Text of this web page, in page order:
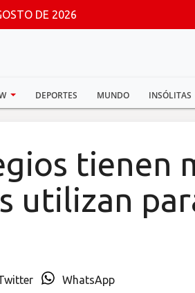
DE 2026
DEPORTES MUNDO INSÓLITAS
tienen
utilizan
WhatsApp